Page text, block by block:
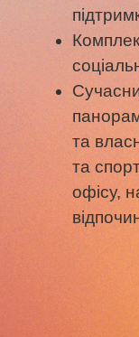
та
та
офісу,